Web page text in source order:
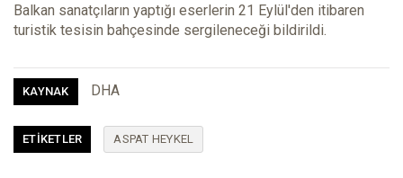
Balkan sanatçıların yaptığı eserlerin 21 Eylül'den itibaren
turistik tesisin bahçesinde sergileneceği bildirildi.
KAYNAK DHA
ETIKETLER ASPAT HEYKEL